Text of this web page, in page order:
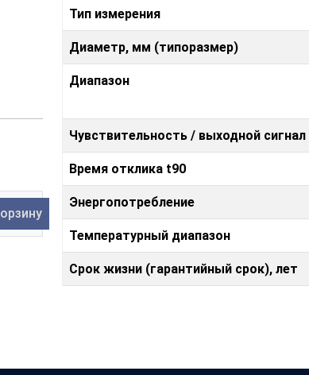
Тип измерения
Диаметр, мм (типоразмер)
Диапазон
Чувствительность / выходной сигнал
Время отклика t90
Энергопотребление
Температурный диапазон
Срок жизни (гарантийный срок), лет